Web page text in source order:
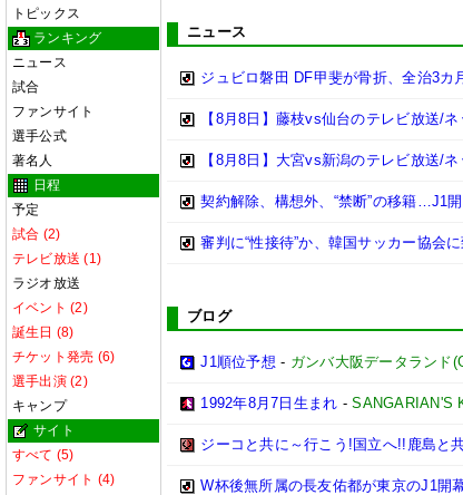
トピックス
ランキング
ニュース
試合
ファンサイト
選手公式
著名人
日程
予定
試合 (2)
テレビ放送 (1)
ラジオ放送
イベント (2)
誕生日 (8)
チケット発売 (6)
選手出演 (2)
キャンプ
サイト
すべて (5)
ファンサイト (4)
ニュース
ジュビロ磐田 DF甲斐が骨折、全治3カ
【8月8日】藤枝vs仙台のテレビ放送/
【8月8日】大宮vs新潟のテレビ放送/
契約解除、構想外、“禁断”の移籍…J1
審判に“性接待”か、韓国サッカー協会
ブログ
J1順位予想 - ガンバ大阪データランド
1992年8月7日生まれ -SANGARIAN'S
ジーコと共に～行こう!国立へ!!鹿島と
W杯後無所属の長友佑都が東京のJ1開